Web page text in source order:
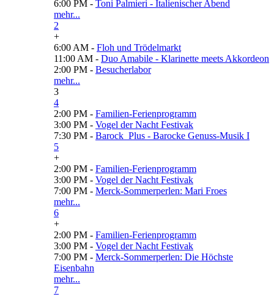
6:00 PM - Toni Palmieri - Italienischer Abend
mehr...
2
+
6:00 AM - Floh und Trödelmarkt
11:00 AM - Duo Amabile - Klarinette meets Akkordeon
2:00 PM - Besucherlabor
mehr...
3
4
2:00 PM - Familien-Ferienprogramm
3:00 PM - Vogel der Nacht Festivak
7:30 PM - Barock_Plus - Barocke Genuss-Musik I
5
+
2:00 PM - Familien-Ferienprogramm
3:00 PM - Vogel der Nacht Festivak
7:00 PM - Merck-Sommerperlen: Mari Froes
mehr...
6
+
2:00 PM - Familien-Ferienprogramm
3:00 PM - Vogel der Nacht Festivak
7:00 PM - Merck-Sommerperlen: Die Höchste
Eisenbahn
mehr...
7